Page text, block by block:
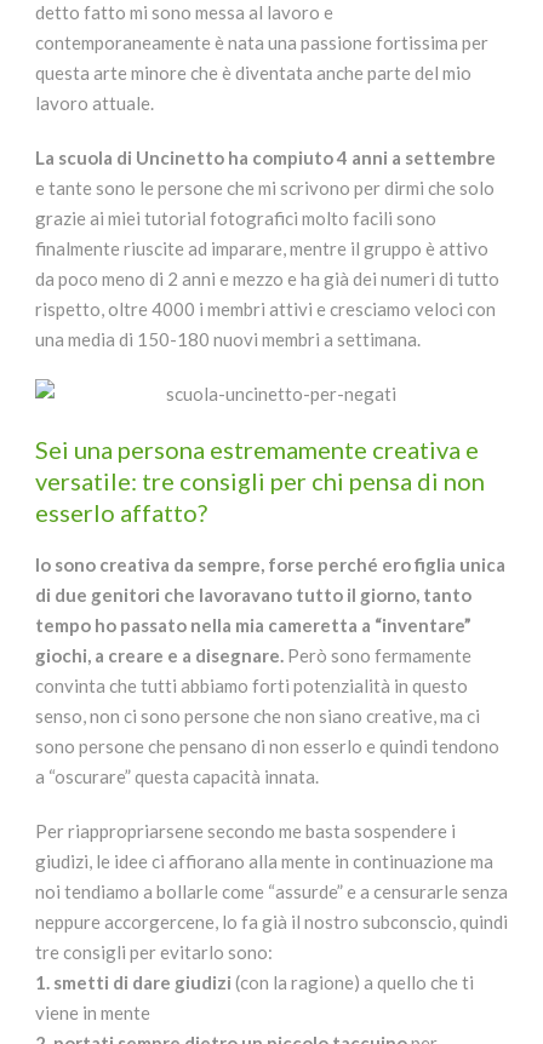
detto fatto mi sono messa al lavoro e
contemporaneamente è nata una passione fortissima per
questa arte minore che è diventata anche parte del mio
lavoro attuale.
La scuola di Uncinetto ha compiuto 4 anni a settembre
e tante sono le persone che mi scrivono per dirmi che solo
grazie ai miei tutorial fotografici molto facili sono
finalmente riuscite ad imparare, mentre il gruppo è attivo
da poco meno di 2 anni e mezzo e ha già dei numeri di tutto
rispetto, oltre 4000 i membri attivi e cresciamo veloci con
una media di 150-180 nuovi membri a settimana.
Sei una persona estremamente creativa e
versatile: tre consigli per chi pensa di non
esserlo affatto?
Io sono creativa da sempre, forse perché ero figlia unica
di due genitori che lavoravano tutto il giorno, tanto
tempo ho passato nella mia cameretta a “inventare”
giochi, a creare e a disegnare. Però sono fermamente
convinta che tutti abbiamo forti potenzialità in questo
senso, non ci sono persone che non siano creative, ma ci
sono persone che pensano di non esserlo e quindi tendono
a “oscurare” questa capacità innata.
Per riappropriarsene secondo me basta sospendere i
giudizi, le idee ci affiorano alla mente in continuazione ma
noi tendiamo a bollarle come “assurde” e a censurarle senza
neppure accorgercene, lo fa già il nostro subconscio, quindi
tre consigli per evitarlo sono:
1. smetti di dare giudizi (con la ragione) a quello che ti
viene in mente